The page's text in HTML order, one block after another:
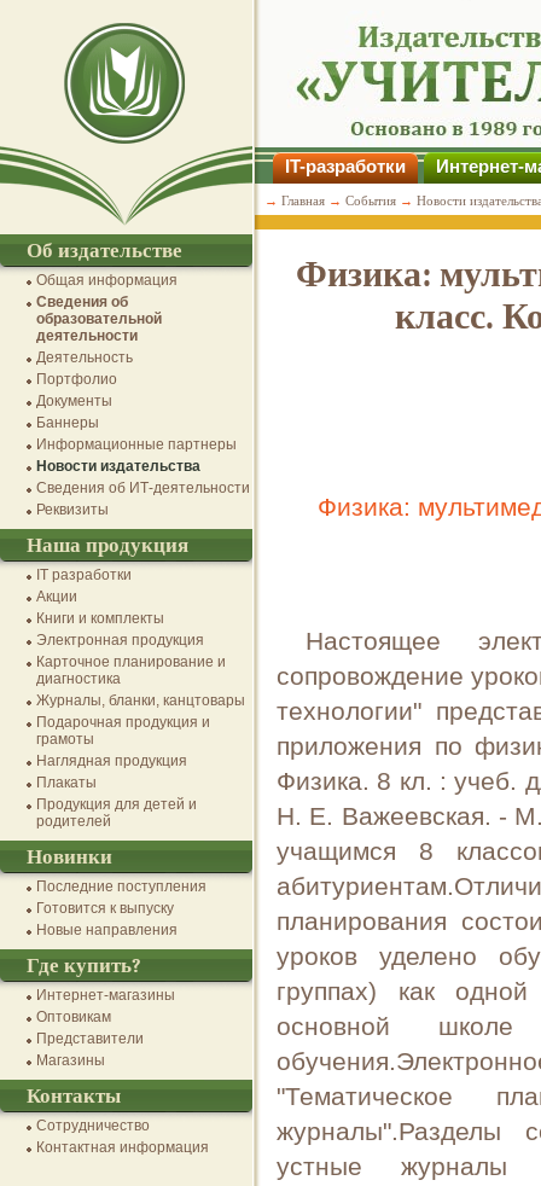
Физика:
класс.
Физика:
Настоящее
сопровождение
технологии"
приложения по
Физика. 8 кл. : учеб.
Н. Е. Важеевская. -
учащимся 8
планирования
уроков уделено
группах) как
основной школе
"Тематическое
журналы".Разделы
устные журналы
IT-разработки Интернет-
→ Главная → События → Новости
Об издательстве
Общая информация
Сведения об
образовательной
деятельности
Деятельность
Портфолио
Документы
Баннеры
Информационные партнеры
Новости издательства
Сведения об ИТ-деятельности
Реквизиты
Наша продукция
IT разработки
Акции
Книги и комплекты
Электронная продукция
Карточное планирование и
диагностика
Журналы, бланки, канцтовары
Подарочная продукция и
грамоты
Наглядная продукция
Плакаты
Продукция для детей и
родителей
Новинки
Последние поступления
Готовится к выпуску
Новые направления
Где купить?
Интернет-магазины
Оптовикам
Представители
Магазины
Контакты
Сотрудничество
Контактная информация